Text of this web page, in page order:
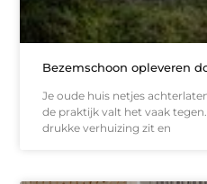
Bezemschoon opleveren
Je oude huis netjes
de praktijk valt het vaak
drukke verhuizing zit en